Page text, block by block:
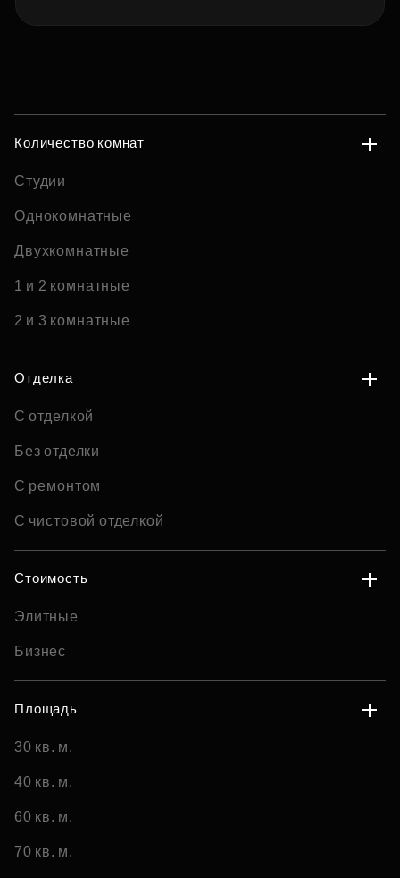
Количество комнат
Студии
Однокомнатные
Двухкомнатные
1 и 2 комнатные
2 и 3 комнатные
Отделка
С отделкой
Без отделки
С ремонтом
С чистовой отделкой
Стоимость
Элитные
Бизнес
Площадь
30 кв. м.
40 кв. м.
60 кв. м.
70 кв. м.